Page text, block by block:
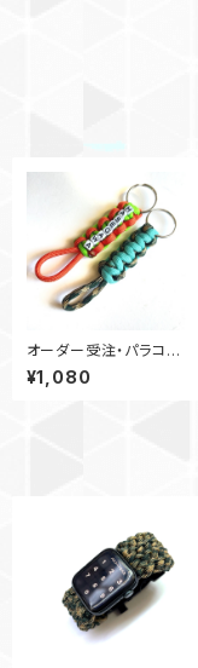
オーダー受注・パラコー
ド 名入りキーホルダ
ー・コブラ ネームタグ
¥1,080